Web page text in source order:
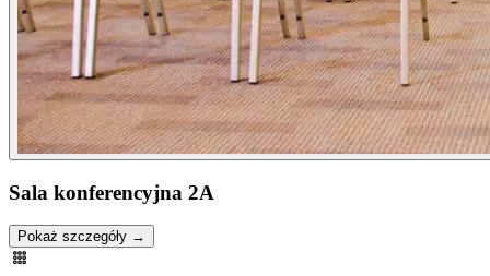
Sala konferencyjna 2A
Pokaż szczegóły →